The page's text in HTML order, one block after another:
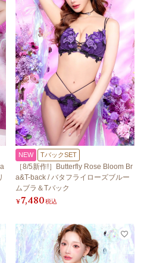
NEW TバックSET
［8/5新作!］Butterfly Rose Bloom Br
a&T-back / バタフライローズブルー
ムブラ＆Tバック
¥7,480税込